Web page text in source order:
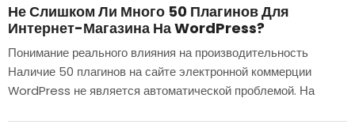
Не Слишком Ли Много 50 Плагинов Для
Интернет-Магазина На WordPress?
Понимание реального влияния на производительность
Наличие 50 плагинов на сайте электронной коммерции
WordPress не является автоматической проблемой. На